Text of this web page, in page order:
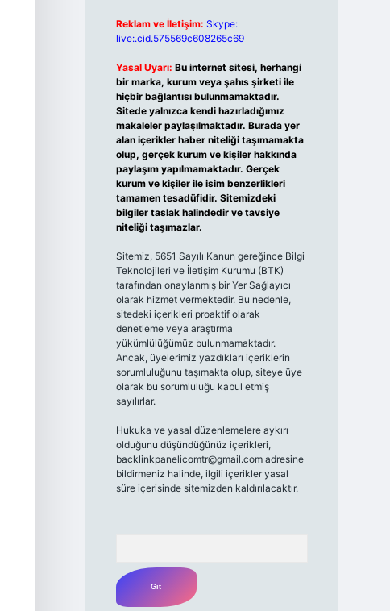
Reklam ve İletişim: Skype:
live:.cid.575569c608265c69
Yasal Uyarı: Bu internet sitesi, herhangi
bir marka, kurum veya şahıs şirketi ile
hiçbir bağlantısı bulunmamaktadır.
Sitede yalnızca kendi hazırladığımız
makaleler paylaşılmaktadır. Burada yer
alan içerikler haber niteliği taşımamakta
olup, gerçek kurum ve kişiler hakkında
paylaşım yapılmamaktadır. Gerçek
kurum ve kişiler ile isim benzerlikleri
tamamen tesadüfidir. Sitemizdeki
bilgiler taslak halindedir ve tavsiye
niteliği taşımazlar.
Sitemiz, 5651 Sayılı Kanun gereğince Bilgi
Teknolojileri ve İletişim Kurumu (BTK)
tarafından onaylanmış bir Yer Sağlayıcı
olarak hizmet vermektedir. Bu nedenle,
sitedeki içerikleri proaktif olarak
denetleme veya araştırma
yükümlülüğümüz bulunmamaktadır.
Ancak, üyelerimiz yazdıkları içeriklerin
sorumluluğunu taşımakta olup, siteye üye
olarak bu sorumluluğu kabul etmiş
sayılırlar.
Hukuka ve yasal düzenlemelere aykırı
olduğunu düşündüğünüz içerikleri,
backlinkpanelicomtr@gmail.comadresine
bildirmeniz halinde, ilgili içerikler yasal
süre içerisinde sitemizden kaldırılacaktır.